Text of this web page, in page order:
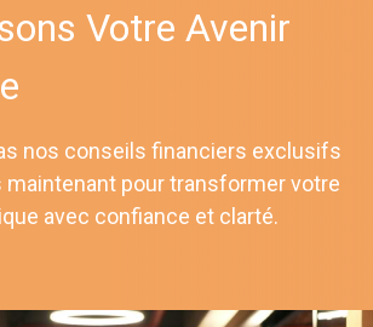
Votre Avenir
nos conseils financiers exclusifs
maintenant pour transformer votre
avec confiance et clarté.